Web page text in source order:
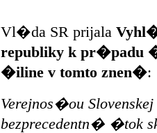
Vl�da SR prijala
republiky k pr�padu
�iline v tomto znen�:
Verejnos�ou
bezprecedentn� �tok